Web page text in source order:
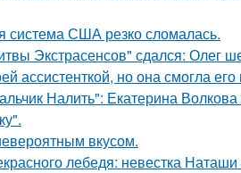
система США резко сломалась.
Экстрасенсов" сдался: Олег
ассистенткой, но она смогла его
Налить": Екатерина
вкусом.
лебедя: невестка